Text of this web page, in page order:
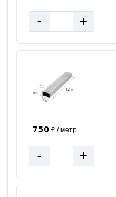
- +
750₽ / метр
- +
Вес 12 метр, тн